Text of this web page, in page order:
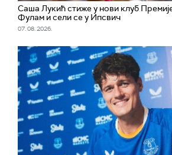
Саша Лукић стиже у нови клуб
Фулам и сели се у Ипсвич
07. 08. 2026.